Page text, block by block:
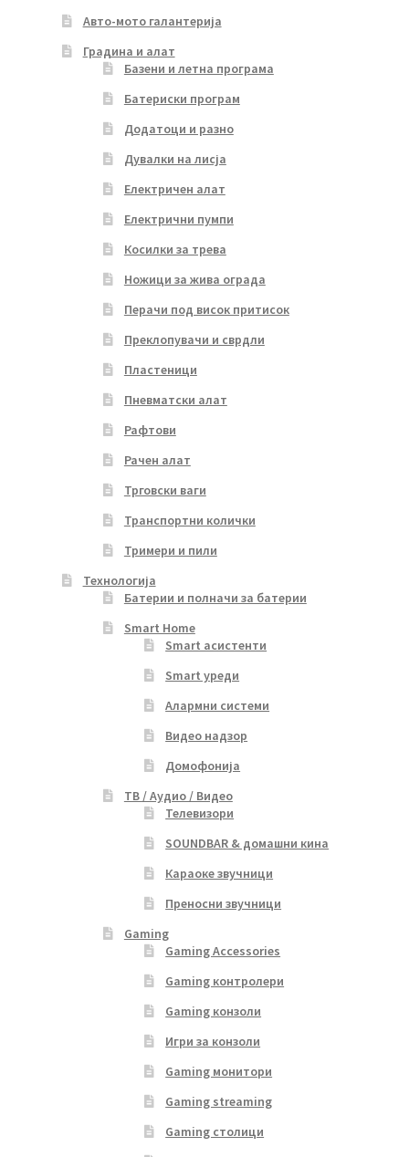
Авто-мото галантерија
Градина и алат
Базени и летна програма
Батериски програм
Додатоци и разно
Дувалки на лисја
Електричен алат
Електрични пумпи
Косилки за трева
Ножици за жива ограда
Перачи под висок притисок
Преклопувачи и сврдли
Пластеници
Пневматски алат
Рафтови
Рачен алат
Трговски ваги
Транспортни колички
Тримери и пили
Технологија
Батерии и полначи за батерии
Smart Home
Smart асистенти
Smart уреди
Алармни системи
Видео надзор
Домофонија
ТВ / Аудио / Видео
Телевизори
SOUNDBAR & домашни кина
Караоке звучници
Преносни звучници
Gaming
Gaming Accessories
Gaming контролери
Gaming конзоли
Игри за конзоли
Gaming монитори
Gaming streaming
Gaming столици